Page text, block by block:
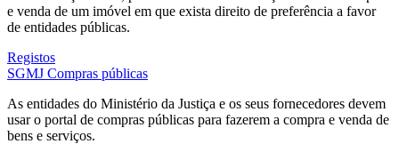
e venda de um imóvel em que exista direito de preferência a favor
de entidades públicas.
Registos
SGMJ Compras públicas
As entidades do Ministério da Justiça e os seus fornecedores devem
usar o portal de compras públicas para fazerem a compra e venda de
bens e serviços.